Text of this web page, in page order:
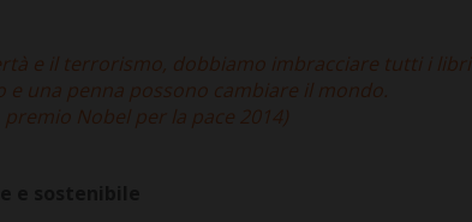
e il terrorismo, dobbiamo imbracciare tutti i libri
una penna possono cambiare il mondo.
Nobel per la pace 2014)